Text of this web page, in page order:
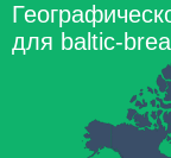
для baltic-